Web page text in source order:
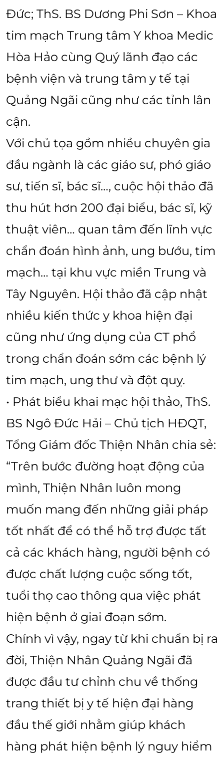
Đức; ThS. BS Dương Phi Sơn – Khoa
tim mạch Trung tâm Y khoa Medic
Hòa Hảo cùng Quý lãnh đạo các
bệnh viện và trung tâm y tế tại
Quảng Ngãi cũng như các tỉnh lân
cận.
Với chủ tọa gồm nhiều chuyên gia
đầu ngành là các giáo sư, phó giáo
sư, tiến sĩ, bác sĩ…, cuộc hội thảo đã
thu hút hơn 200 đại biểu, bác sĩ, kỹ
thuật viên… quan tâm đến lĩnh vực
chẩn đoán hình ảnh, ung bướu, tim
mạch… tại khu vực miền Trung và
Tây Nguyên. Hội thảo đã cập nhật
nhiều kiến thức y khoa hiện đại
cũng như ứng dụng của CT phổ
trong chẩn đoán sớm các bệnh lý
tim mạch, ung thư và đột quỵ.
• Phát biểu khai mạc hội thảo, ThS.
BS Ngô Đức Hải – Chủ tịch HĐQT,
Tổng Giám đốc Thiện Nhân chia sẻ:
“Trên bước đường hoạt động của
mình, Thiện Nhân luôn mong
muốn mang đến những giải pháp
tốt nhất để có thể hỗ trợ được tất
cả các khách hàng, người bệnh có
được chất lượng cuộc sống tốt,
tuổi thọ cao thông qua việc phát
hiện bệnh ở giai đoạn sớm.
Chính vì vậy, ngay từ khi chuẩn bị ra
đời, Thiện Nhân Quảng Ngãi đã
được đầu tư chỉnh chu về thống
trang thiết bị y tế hiện đại hàng
đầu thế giới nhằm giúp khách
hàng phát hiện bệnh lý nguy hiểm